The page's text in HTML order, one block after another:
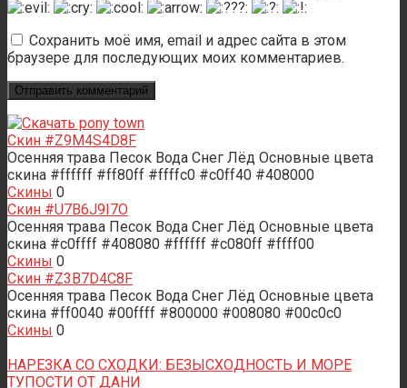
Сохранить моё имя, email и адрес сайта в этом
браузере для последующих моих комментариев.
Скин #Z9M4S4D8F
Осенняя трава Песок Вода Снег Лёд Основные цвета
скина #ffffff #ff80ff #ffffc0 #c0ff40 #408000
Скины 0
Скин #U7B6J9I7O
Осенняя трава Песок Вода Снег Лёд Основные цвета
скина #c0ffff #408080 #ffffff #c080ff #ffff00
Скины 0
Скин #Z3B7D4C8F
Осенняя трава Песок Вода Снег Лёд Основные цвета
скина #ff0040 #00ffff #800000 #008080 #00c0c0
Скины 0
НАРЕЗКА СО СХОДКИ: БЕЗЫСХОДНОСТЬ И МОРЕ
ТУПОСТИ ОТ ДАНИ